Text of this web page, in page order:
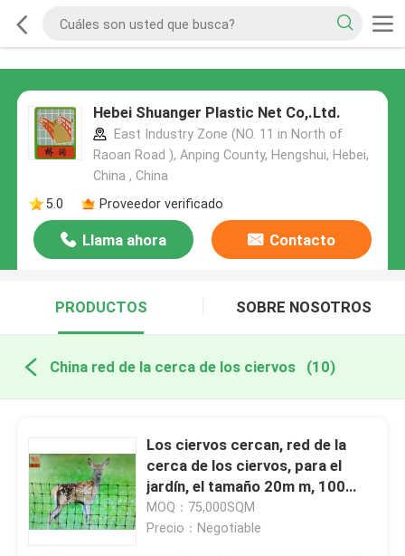
Hebei Shuanger Plastic Net Co,.Ltd.
East Industry Zone (NO. 11 in North of
Raoan Road ), Anping County, Hengshui, Hebei,
China , China
5.0
Proveedor verificado
Llama ahora Contacto
PRODUCTOS SOBRE NOSOTROS
China red de la cerca de los ciervos (10)
Los ciervos cercan, red de la
cerca de los ciervos, para el
jardín, el tamaño 20m m, 100
metros del agujero de longitud,
red de los PP
MOQ：75,000SQM
Precio：Negotiable